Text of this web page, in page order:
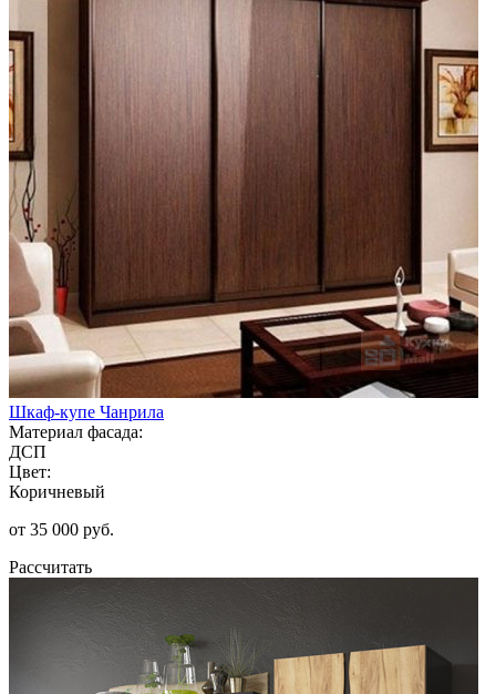
Шкаф-купе Чанрила
Материал фасада:
ДСП
Цвет:
Коричневый
от 35 000 руб.
Рассчитать